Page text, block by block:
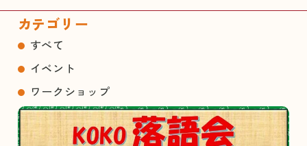
カテゴリー
すべて
イベント
ワークショップ